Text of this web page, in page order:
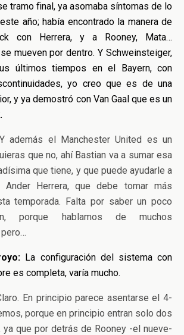
tramo final, ya asomaba síntomas de lo
año; había encontrado la manera de
con Herrera, y a Rooney, Mata…
mueven por dentro. Y Schweinsteiger,
últimos tiempos en el Bayern, con
yo creo que es de una
y ya demostró con Van Gaal que es un
Y además el Manchester United es un
que no, ahí Bastian va a sumar esa
que tiene, y que puede ayudarle a
Ander Herrera, que debe tomar más
temporada. Falta por saber un poco
porque hablamos de muchos
La configuración del sistema con
es completa, varía mucho.
En principio parece asentarse el 4-
porque en principio entran solo dos
ya que por detrás de Rooney -el nueve-